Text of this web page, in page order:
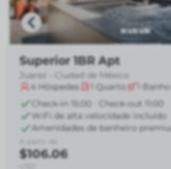
Superior 1BR Apt
Juarez - Ciudad de México
4 Hóspedes Quarto
Banho
Check-in 15:00 · Check-out 11:00
WiFi de alta velocidade incluído
Amenidades de banheiro
$106.06